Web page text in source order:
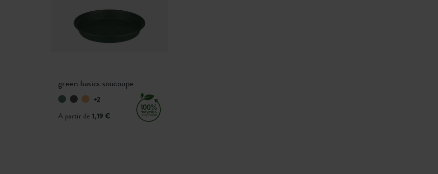
green basics soucoupe
+2
A partir de 1,19 €